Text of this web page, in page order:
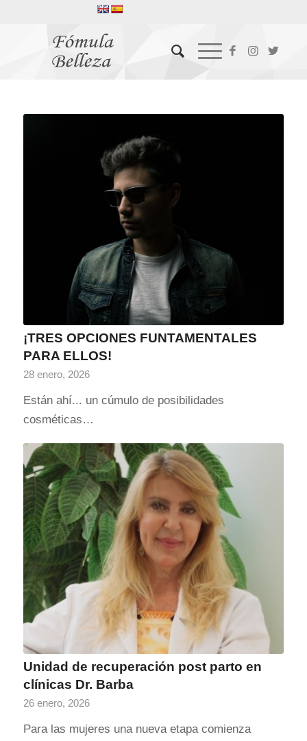
¡TRES OPCIONES FUNTAMENTALES
PARA ELLOS!
28 enero, 2026
Están ahí... un cúmulo de posibilidades
cosméticas…
Unidad de recuperación post parto en
clínicas Dr. Barba
26 enero, 2026
Para las mujeres una nueva etapa comienza